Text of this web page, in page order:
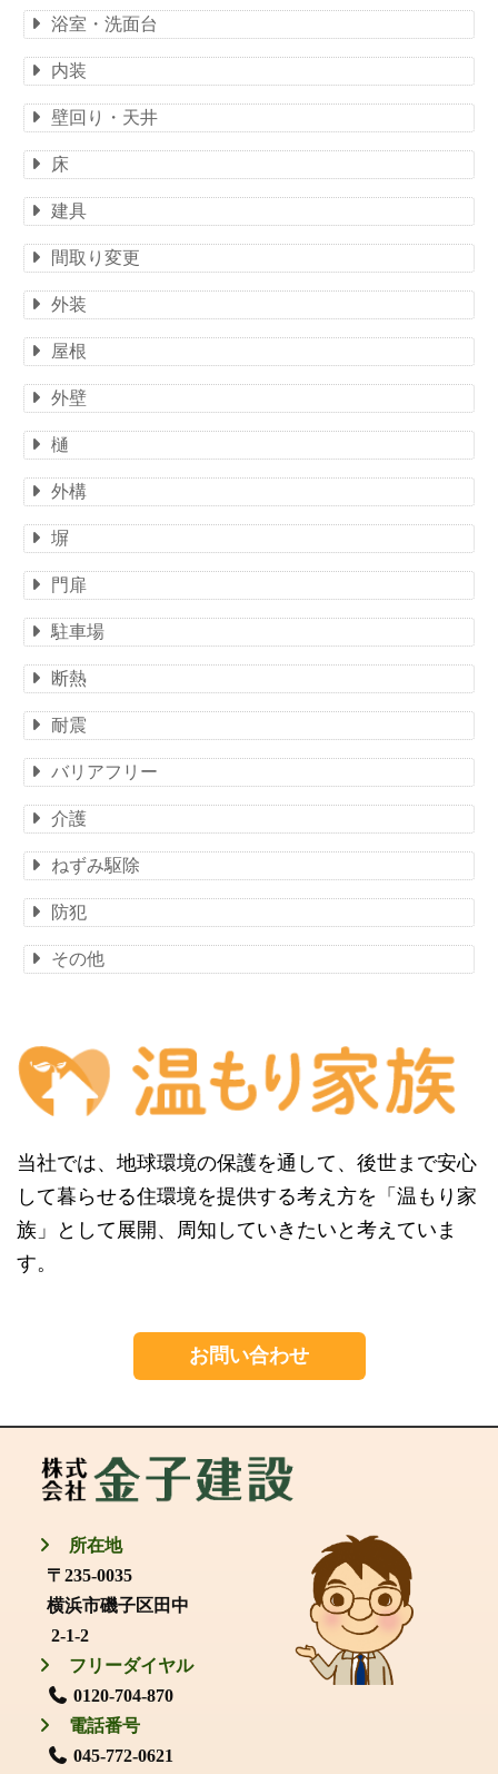
浴室・洗面台
内装
壁回り・天井
床
建具
間取り変更
外装
屋根
外壁
樋
外構
塀
門扉
駐車場
断熱
耐震
バリアフリー
介護
ねずみ駆除
防犯
その他
当社では、地球環境の保護を通して、後世まで安心
して暮らせる住環境を提供する考え方を「温もり家
族」として展開、周知していきたいと考えていま
す。
お問い合わせ
所在地
〒235-0035
横浜市磯子区田中
2-1-2
フリーダイヤル
0120-704-870
電話番号
045-772-0621